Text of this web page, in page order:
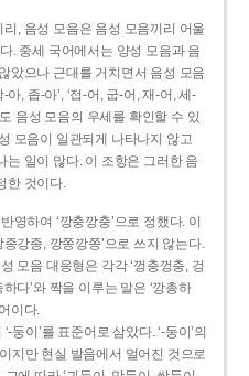
, 음성 모음은 음성 모음끼리 어울
. 중세 국어에서는 양성 모음과 음
았으나 근대를 거치면서 음성 모음
, 좁-아’, ‘접-어, 굽-어, 재-어, 세-
음성 모음의 우세를 확인할 수 있
모음이 일관되게 나타나지 않고
는 일이 많다. 이 조항은 그러한 음
한 것이다.
영하여 ‘깡충깡충’으로 정했다. 이
종강종, 깡쫑깡쫑’으로 쓰지 않는다.
모음 대응형은 각각 ‘껑충껑충, 겅
다’와 짝을 이루는 말은 ‘깡총하
이다.
둥이’를 표준어로 삼았다. ‘-둥이’의
이지만 현실 발음에서 멀어진 것으로